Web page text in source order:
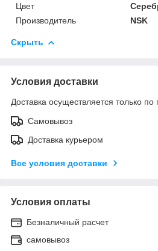
Цвет
Производитель
NSK
Скрыть
Условия доставки
Доставка осуществляется только по
Самовывоз
Доставка курьером
Все условия доставки
Условия оплаты
Безналичный расчет
самовывоз